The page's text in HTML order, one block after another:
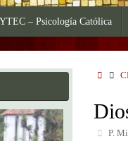
– Psicología Católica
Inicio
P.